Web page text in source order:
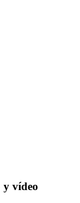
y vídeo